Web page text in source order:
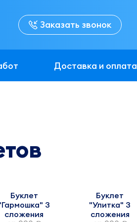
Заказать звонок
Доставка и оплата
Буклет
3
сложения
Буклет
"Улитка" 3
сложения